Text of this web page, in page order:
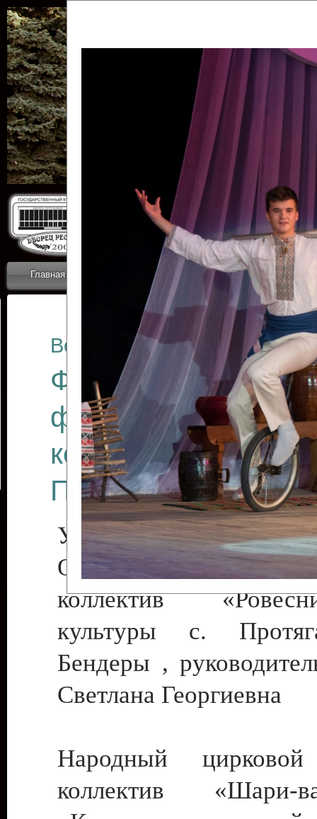
Главная Коллективы Новости
ОТЧЕТЫ ГКЦ
Все отчеты
Финал
фестиваля
коллективов
Приднестровского
Участники фестиваля:
Образцовый
коллектив
культуры с.
Бендеры ,
Светлана Георгиевна
Народный цирковой
коллектив